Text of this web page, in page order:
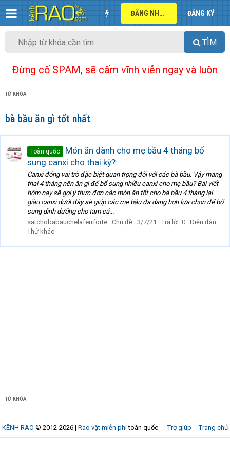
ĐĂNG NHẬP ĐĂNG KÝ
TÌM
Đừng cố SPAM, sẽ cấm vĩnh viễn ngay và luôn
TỪ KHÓA
bà bầu ăn gì tốt nhất
Toàn quốc
Món ăn dành cho mẹ bầu 4 tháng bổ
sung canxi cho thai kỳ?
Canxi đóng vai trò đặc biệt quan trọng đối với các bà bầu. Vậy mang
thai 4 tháng nên ăn gì để bổ sung nhiều canxi cho mẹ bầu? Bài viết
hôm nay sẽ gợi ý thực đơn các món ăn tốt cho bà bầu 4 tháng lại
giàu canxi dưới đây sẽ giúp các mẹ bầu đa dạng hơn lựa chọn để bổ
sung dinh dưỡng cho tam cá...
satchobabauchelaferrforte Chủ đề 3/7/21 Trả lời: 0 Diễn đàn:
Thứ khác
TỪ KHÓA
Trợ giúp Trang chủ
KÊNH RAO © 2012-2026 | Rao vặt miễn phítoàn quốc